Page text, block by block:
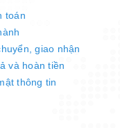
toán
giao nhận
và hoàn tiền
thông tin